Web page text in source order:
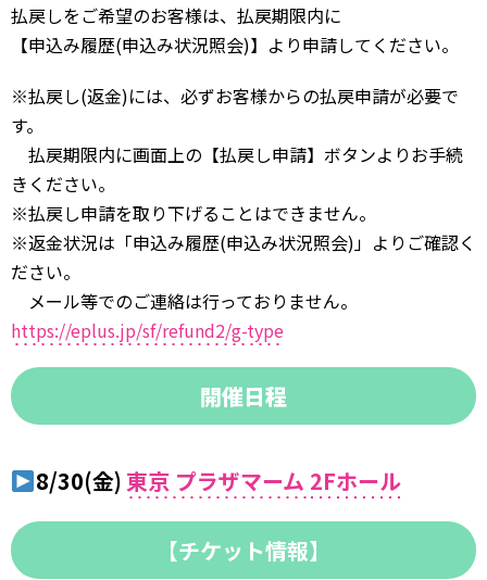
払戻しをご希望のお客様は、払戻期限内に
【申込み履歴(申込み状況照会)】より申請してください。
※払戻し(返金)には、必ずお客様からの払戻申請が必要で
す。
払戻期限内に画面上の【払戻し申請】ボタンよりお手続
きください。
※払戻し申請を取り下げることはできません。
※返金状況は「申込み履歴(申込み状況照会)」よりご確認く
ださい。
メール等でのご連絡は行っておりません。
https://eplus.jp/sf/refund2/g-type
開催日程
8/30(金) 東京 プラザマーム 2Fホール
【チケット情報】